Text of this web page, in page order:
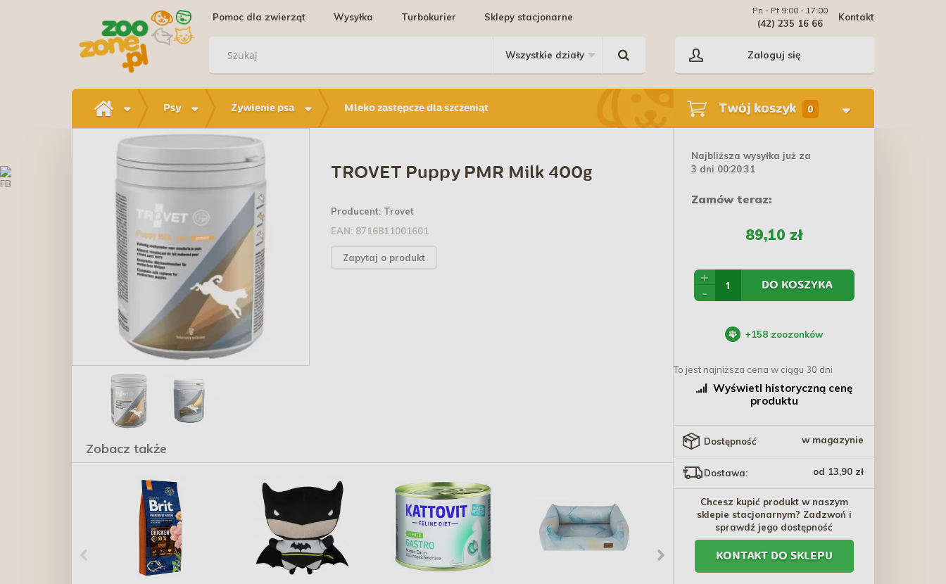
Pomoc dla zwierząt Wysyłka Turbokurier Sklepy stacjonarne Kontakt
Pn - Pt 9:00 - 17:00
(42) 235 16 66
Zaloguj się
Psy Żywienie psa Mleko zastępcze dla szczeniąt Twój koszyk 0
TROVET Puppy PMR Milk 400g
Producent: Trovet
EAN: 8716811001601
Zapytaj o produkt
Zobacz także
Najbliższa wysyłka już za
3 dni 00:20:31
Zamów teraz:
89,10 zł
+
-
DO KOSZYKA
+158 zoozonków
To jest najniższa cena w ciągu 30 dni
Wyświetl historyczną cenę
produktu
Dostępność w magazynie
Dostawa: od 13,90 zł
Chcesz kupić produkt w naszym
sklepie stacjonarnym? Zadzwoń i
sprawdź jego dostępność
KONTAKT DO SKLEPU